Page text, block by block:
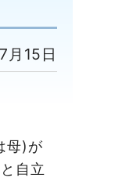
15日
母)が
自立